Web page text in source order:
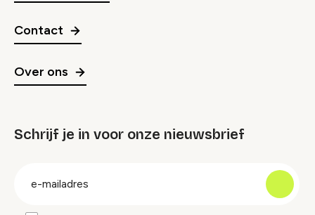
Contact
Over ons
Schrijf je in voor onze nieuwsbrief